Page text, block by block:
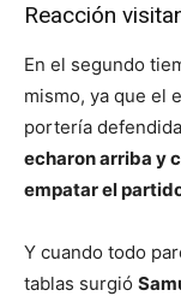
Reacción
En el segundo
mismo, ya que el
portería
echaron arriba y
empatar el
Y cuando todo
tablas surgió